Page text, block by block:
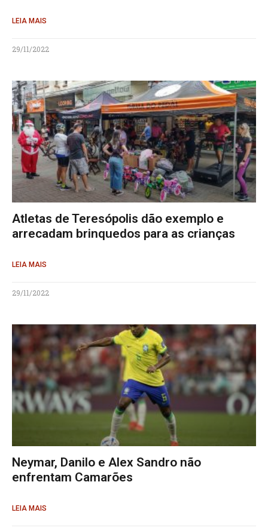
LEIA MAIS
29/11/2022
Atletas de Teresópolis dão exemplo e
arrecadam brinquedos para as crianças
LEIA MAIS
29/11/2022
Neymar, Danilo e Alex Sandro não
enfrentam Camarões
LEIA MAIS